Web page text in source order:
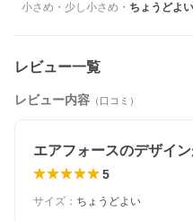
小さめ ・ 少し小さめ ・ ちょうどよい
レビュー一覧
レビュー内容 （口コミ）
エアフォースのデザイン
5
サイズ ： ちょうどよい